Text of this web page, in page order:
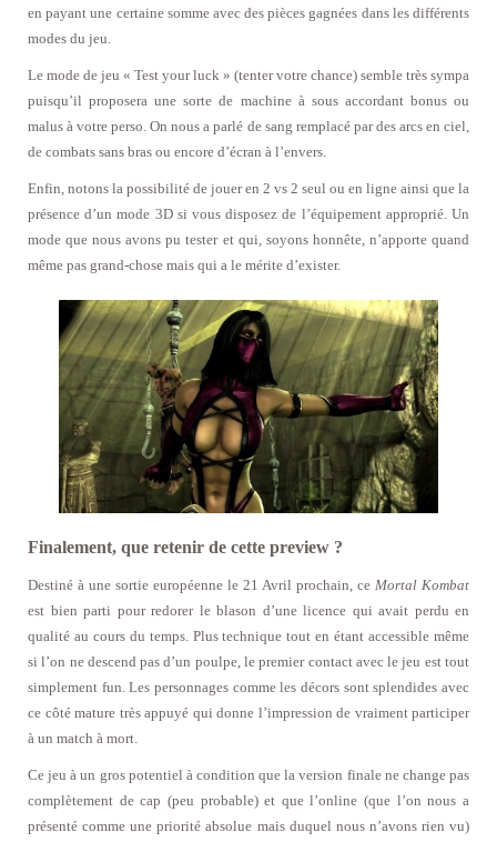
en payant une certaine somme avec des pièces gagnées dans les différents
modes du jeu.
Le mode de jeu « Test your luck » (tenter votre chance) semble très sympa
puisqu’il proposera une sorte de machine à sous accordant bonus ou
malus à votre perso. On nous a parlé de sang remplacé par des arcs en ciel,
de combats sans bras ou encore d’écran à l’envers.
Enfin, notons la possibilité de jouer en 2 vs 2 seul ou en ligne ainsi que la
présence d’un mode 3D si vous disposez de l’équipement approprié. Un
mode que nous avons pu tester et qui, soyons honnête, n’apporte quand
même pas grand-chose mais qui a le mérite d’exister.
Finalement, que retenir de cette preview ?
Destiné à une sortie européenne le 21 Avril prochain, ce Mortal Kombat
est bien parti pour redorer le blason d’une licence qui avait perdu en
qualité au cours du temps. Plus technique tout en étant accessible même
si l’on ne descend pas d’un poulpe, le premier contact avec le jeu est tout
simplement fun. Les personnages comme les décors sont splendides avec
ce côté mature très appuyé qui donne l’impression de vraiment participer
à un match à mort.
Ce jeu à un gros potentiel à condition que la version finale ne change pas
complètement de cap (peu probable) et que l’online (que l’on nous a
présenté comme une priorité absolue mais duquel nous n’avons rien vu)